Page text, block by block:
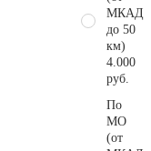
МКАД
до 50
км)
4.000
руб.
По
МО
(от